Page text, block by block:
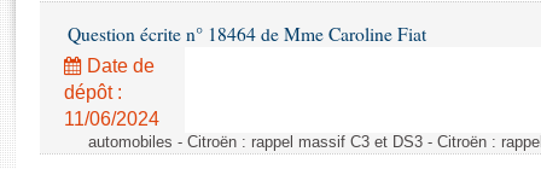
Rapports législatifs
Rapports sur l'application des lois
Baromètre de l’application des lois
Question écrite n° 18464 de Mme Caroline Fiat
Date de
dépôt :
11/06/2024
automobiles - Citroën : rappel massif C3 et DS3 - Citroën :